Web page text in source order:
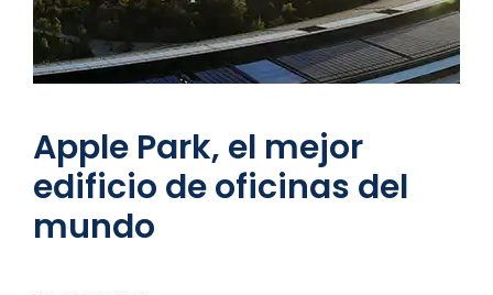
Apple Park, el mejor
edificio de oficinas del
mundo